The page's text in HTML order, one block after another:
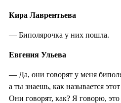
Кира Лаврентьева
— Биполярочка у них пошла.
Евгения Ульева
— Да, они говорят у меня
а ты знаешь, как называется
Они говорят, как? Я говорю,